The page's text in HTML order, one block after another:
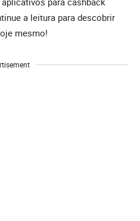
a leitura para descobrir
mesmo!